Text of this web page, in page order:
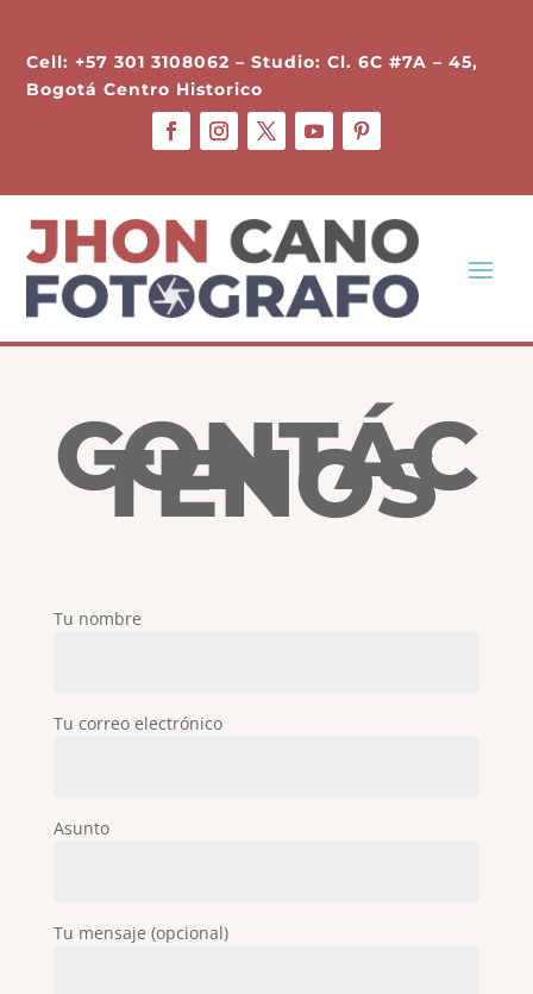
Cell: +57 301 3108062 – Studio: Cl. 6C #7A – 45,
Bogotá Centro Historico
CONTÁC
TENOS
Tu nombre
Tu correo electrónico
Asunto
Tu mensaje (opcional)